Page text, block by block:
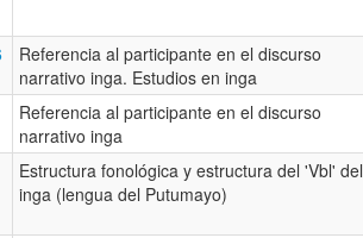
Referencia al participante en el discurso
narrativo inga. Estudios en inga
Referencia al participante en el discurso
narrativo inga
Estructura fonológica y estructura del 'Vbl' del
inga (lengua del Putumayo)